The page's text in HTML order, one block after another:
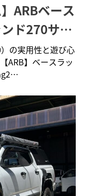
ARBベース
ド270サイ
ンプ最
の実用性と遊び心
ARB】ベースラッ